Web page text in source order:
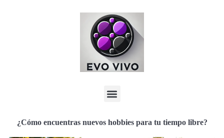
¿Cómo encuentras nuevos hobbies para tu tiempo libre?